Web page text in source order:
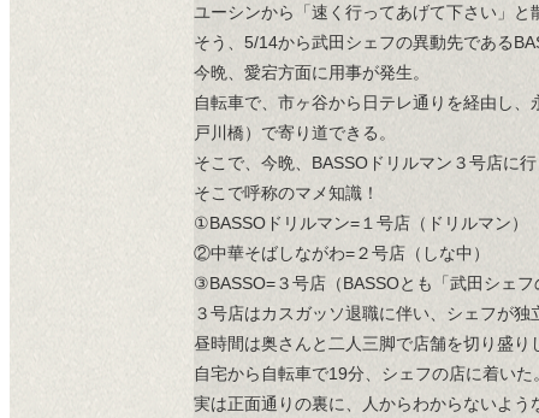
ユーシンから「速く行ってあげて下さい」と
そう、5/14から武田シェフの異動先である
今晩、愛宕方面に用事が発生。
自転車で、市ヶ谷から日テレ通りを経由し
戸川橋）で寄り道できる。
そこで、今晩、BASSOドリルマン３号店に
そこで呼称のマメ知識！
①BASSOドリルマン=１号店（ドリルマン）
②中華そばしながわ=２号店（しな中）
③BASSO=３号店（BASSOとも「武田シェ
３号店はカスガッソ退職に伴い、シェフが
昼時間は奥さんと二人三脚で店舗を切り盛
自宅から自転車で19分、シェフの店に着いた
実は正面通りの裏に、人からわからないよ